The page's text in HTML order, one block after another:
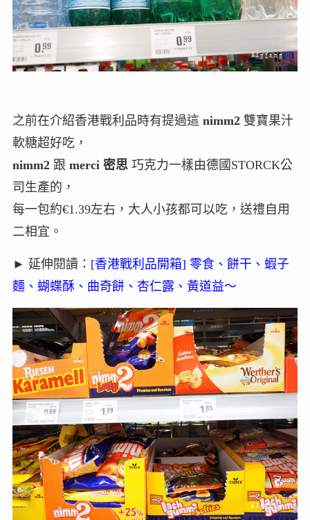
之前在介紹香港戰利品時有提過這 nimm2雙寶果汁
軟糖超好吃，
nimm2跟 merci 密思巧克力一樣由德國STORCK公
司生產的，
每一包約€1.39左右，大人小孩都可以吃，送禮自用
二相宜。
► 延伸閱讀： [香港戰利品開箱] 零食、餅干、蝦子
麵、蝴蝶酥、曲奇餅、杏仁露、黃道益～